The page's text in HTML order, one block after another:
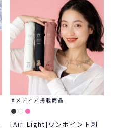
メディア掲載商品
[Air-Light]ワンポイント刺